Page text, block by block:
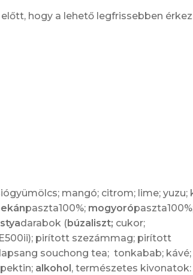
hogy a lehető legfrissebben
mangó; citrom; lime; yuzu;
paszta100%; mogyoró
darabok ( búzaliszt; cukor;
pirított szezámmag; pirított
souchong tea; tonkabab; kávé;
alkohol , természetes kivonatok: